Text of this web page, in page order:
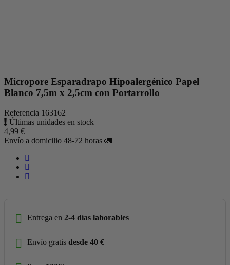
Micropore Esparadrapo Hipoalergénico Papel
Blanco 7,5m x 2,5cm con Portarrollo
Referencia 163162
Últimas unidades en stock
4,99 €
Envío a domicilio 48-72 horas 🚛
Entrega en 2-4 días laborables
Envío gratis desde 40 €